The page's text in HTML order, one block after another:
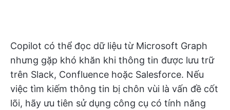
Copilot có thể đọc dữ liệu từ Microsoft Graph
nhưng gặp khó khăn khi thông tin được lưu trữ
trên Slack, Confluence hoặc Salesforce. Nếu
việc tìm kiếm thông tin bị chôn vùi là vấn đề cốt
lõi, hãy ưu tiên sử dụng công cụ có tính năng